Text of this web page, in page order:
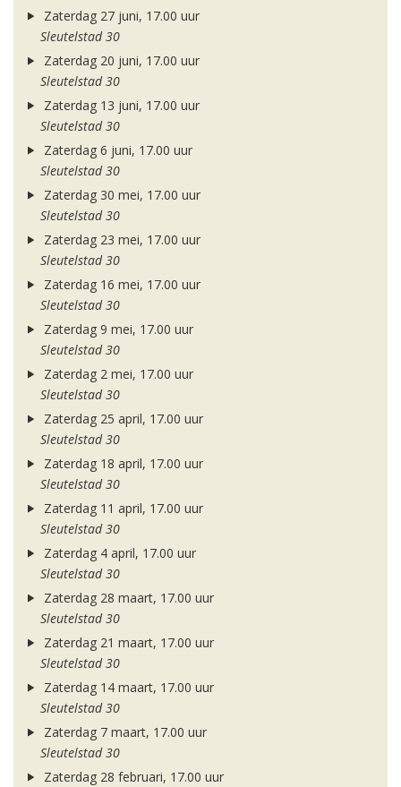
Zaterdag 27 juni, 17.00 uur
Sleutelstad 30
Zaterdag 20 juni, 17.00 uur
Sleutelstad 30
Zaterdag 13 juni, 17.00 uur
Sleutelstad 30
Zaterdag 6 juni, 17.00 uur
Sleutelstad 30
Zaterdag 30 mei, 17.00 uur
Sleutelstad 30
Zaterdag 23 mei, 17.00 uur
Sleutelstad 30
Zaterdag 16 mei, 17.00 uur
Sleutelstad 30
Zaterdag 9 mei, 17.00 uur
Sleutelstad 30
Zaterdag 2 mei, 17.00 uur
Sleutelstad 30
Zaterdag 25 april, 17.00 uur
Sleutelstad 30
Zaterdag 18 april, 17.00 uur
Sleutelstad 30
Zaterdag 11 april, 17.00 uur
Sleutelstad 30
Zaterdag 4 april, 17.00 uur
Sleutelstad 30
Zaterdag 28 maart, 17.00 uur
Sleutelstad 30
Zaterdag 21 maart, 17.00 uur
Sleutelstad 30
Zaterdag 14 maart, 17.00 uur
Sleutelstad 30
Zaterdag 7 maart, 17.00 uur
Sleutelstad 30
Zaterdag 28 februari, 17.00 uur